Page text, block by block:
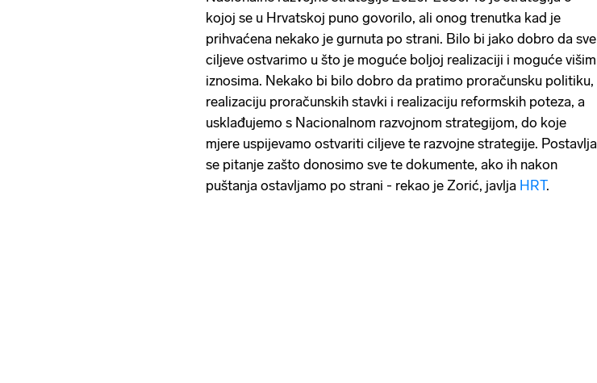
kojoj se u Hrvatskoj puno govorilo, ali onog trenutka kad je
prihvaćena nekako je gurnuta po strani. Bilo bi jako dobro da sve
ciljeve ostvarimo u što je moguće boljoj realizaciji i moguće višim
iznosima. Nekako bi bilo dobro da pratimo proračunsku politiku,
realizaciju proračunskih stavki i realizaciju reformskih poteza, a
usklađujemo s Nacionalnom razvojnom strategijom, do koje
mjere uspijevamo ostvariti ciljeve te razvojne strategije. Postavlja
se pitanje zašto donosimo sve te dokumente, ako ih nakon
puštanja ostavljamo po strani - rekao je Zorić, javlja HRT.